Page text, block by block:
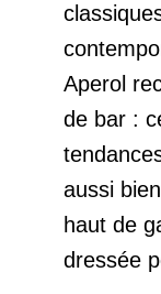
Aperol
de bar :
aussi
haut de
dressée